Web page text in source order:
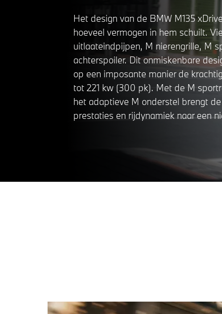
Het design van de BMW M135
hoeveel vermogen in hem schuilt.
uitlaateindpijpen, M nierengrille, M
achterspoiler. Dit onmiskenbare
op een imposante manier de
tot 221 kw (300 pk). Met de M
het adaptieve M onderstel brengt de
prestaties en rijdynamiek naar een